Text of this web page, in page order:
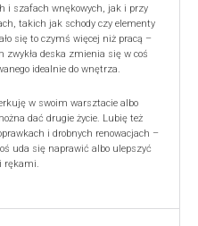
i szafach wnękowych, jak i przy
takich jak schody czy elementy
się to czymś więcej niż pracą –
deska zmienia się w coś
idealnie do wnętrza.
w swoim warsztacie albo
dać drugie życie. Lubię też
i drobnych renowacjach –
uda się naprawić albo ulepszyć
rękami.